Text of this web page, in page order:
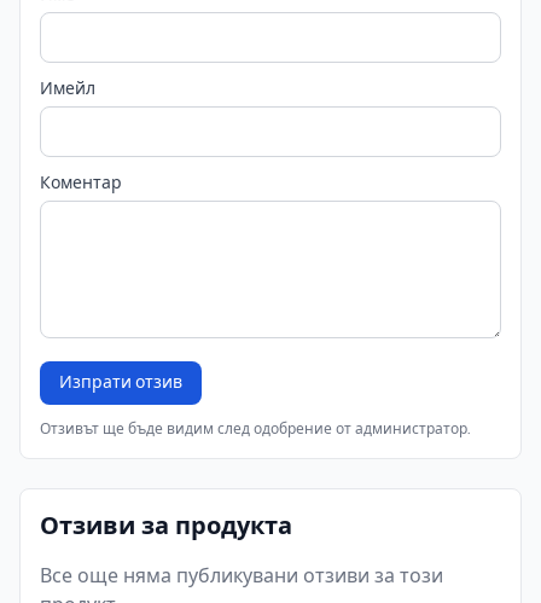
Имейл
Коментар
Изпрати отзив
Отзивът ще бъде видим след одобрение от администратор.
Отзиви за продукта
Все още няма публикувани отзиви за този